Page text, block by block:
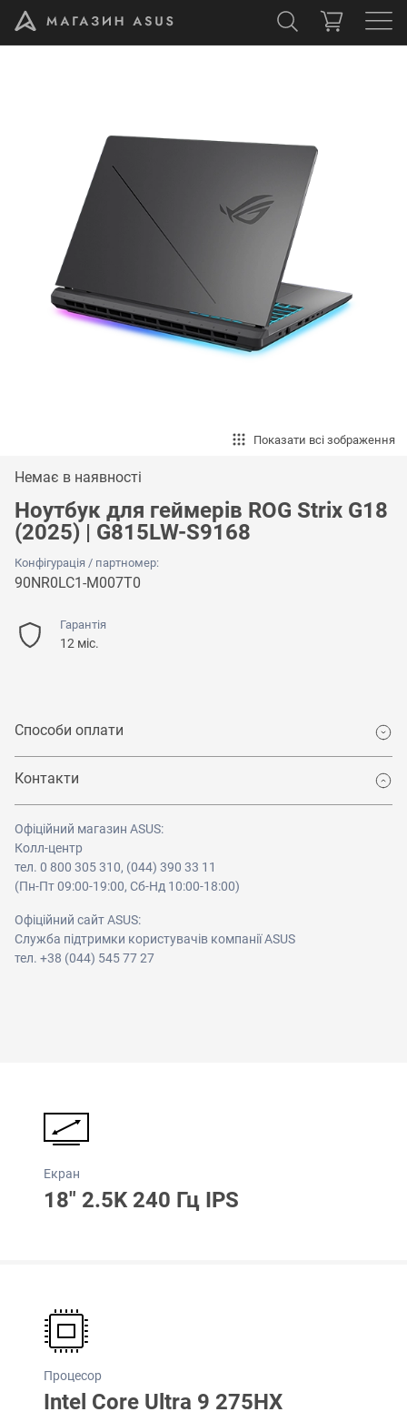
Показати всі зображення
Немає в наявності
Ноутбук для геймерів ROG Strix G18
(2025) | G815LW-S9168
Конфігурація / партномер:
90NR0LC1-M007T0
Гарантія
12 міс.
Способи оплати
Контакти
Офіційний магазин ASUS:
Колл-центр
тел. 0 800 305 310, (044) 390 33 11
(Пн-Пт 09:00-19:00, Сб-Нд 10:00-18:00)
Офіційний сайт ASUS:
Служба підтримки користувачів компанії ASUS
тел. +38 (044) 545 77 27
Екран
18" 2.5K 240 Гц IPS
Процесор
Intel Core Ultra 9 275HX